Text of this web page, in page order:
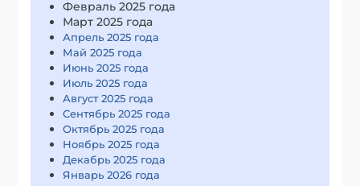
Февраль 2025 года
Март 2025 года
Апрель 2025 года
Май 2025 года
Июнь 2025 года
Июль 2025 года
Август 2025 года
Сентябрь 2025 года
Октябрь 2025 года
Ноябрь 2025 года
Декабрь 2025 года
Январь 2026 года